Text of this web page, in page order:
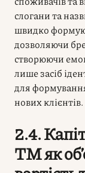
слогани та
швидко
дозволяючи
створюючи
лише засіб
для
нових клієнтів.
2.4.
ТМ як